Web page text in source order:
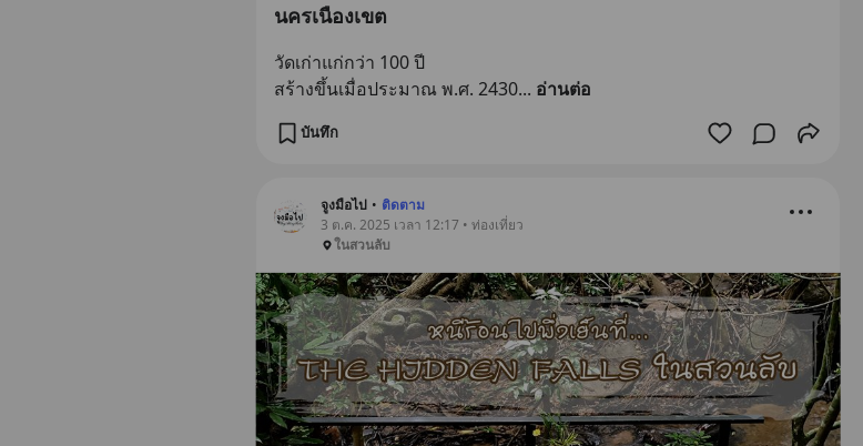
นครเนืองเขต
วัดเก่าแก่กว่า 100 ปี
สร้างขึ้นเมื่อประมาณ พ.ศ. 2430... อ่านต่อ
บันทึก
จูงมือไป • ติดตาม
3 ต.ค. 2025 เวลา 12:17 • ท่องเที่ยว
ในสวนลับ